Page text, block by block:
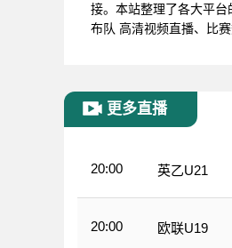
接。本站整理了各大平
布队 高清视频直播、比赛
更多直播
20:00 英乙U21
20:00 欧联U19